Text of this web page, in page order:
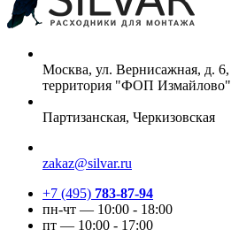
Москва, ул. Вернисажная, д. 6,
территория "ФОП Измайлово"
Партизанская, Черкизовская
zakaz@silvar.ru
+7 (495) 783-87-94
пн-чт — 10:00 - 18:00
пт — 10:00 - 17:00